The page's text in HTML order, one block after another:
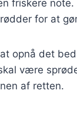
friskere
for at
opnå det
være
af retten.